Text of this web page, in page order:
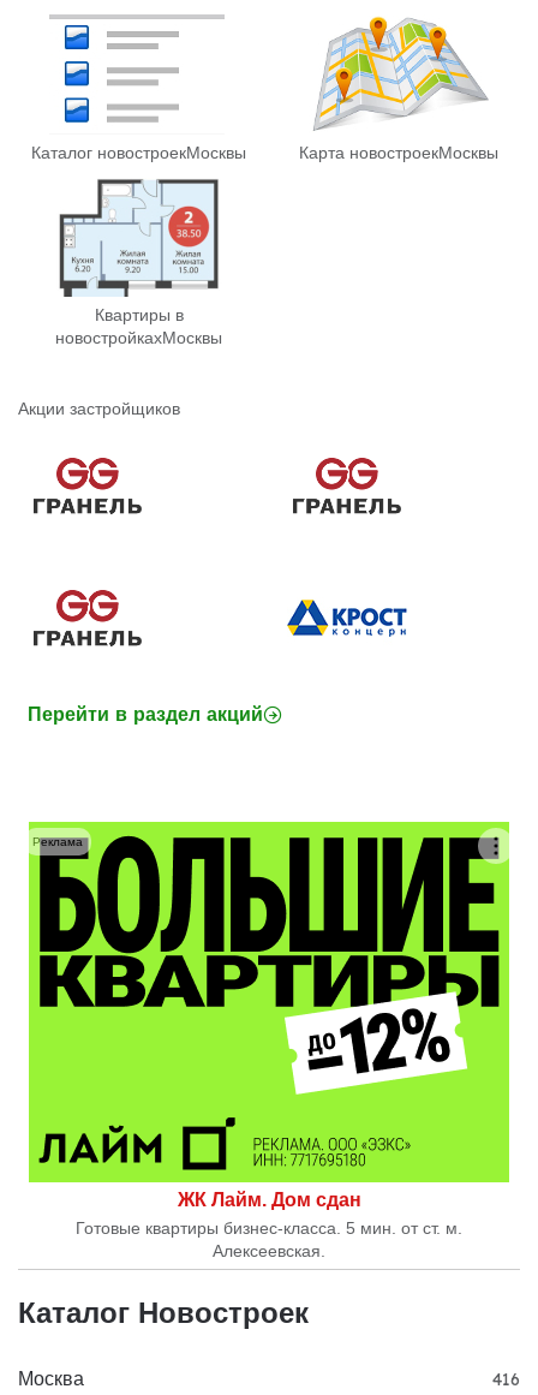
Каталог новостроекМосквы Карта новостроекМосквы
Квартиры в
новостройкахМосквы
Акции застройщиков
Перейти в раздел акций
ЖК Лайм. Дом сдан
Готовые квартиры бизнес-класса. 5 мин. от ст. м.
Алексеевская.
Реклама
Каталог Новостроек
Москва 416